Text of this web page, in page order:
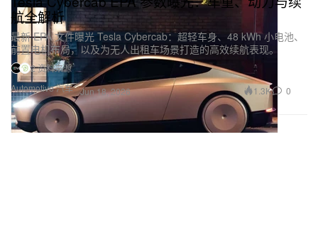
Automotive 汽车
航全解析
最新 EPA 文件曝光 Tesla Cybercab：超轻车身、48 kWh 小电池、
前置电机布局，以及为无人出租车场景打造的高效续航表现。
2 资料来源
Jun 18, 2026
1.3K 0